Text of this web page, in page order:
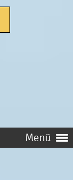
Menü